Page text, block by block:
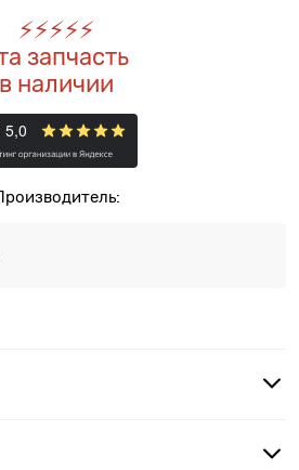
⚡️⚡️⚡️⚡️⚡️
запчасть
в наличии